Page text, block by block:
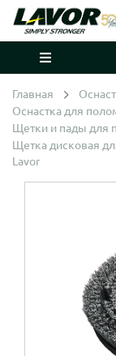
Главная
Оснастка для
Щетки и пады для
Щетка дисковая
Lavor